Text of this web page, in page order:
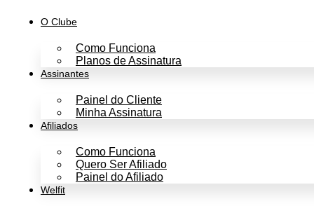
O Clube
Como Funciona
Planos de Assinatura
Assinantes
Painel do Cliente
Minha Assinatura
Afiliados
Como Funciona
Quero Ser Afiliado
Painel do Afiliado
Welfit